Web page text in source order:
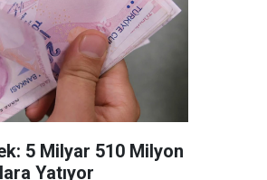
5 Milyar 510 Milyon
Yatıyor